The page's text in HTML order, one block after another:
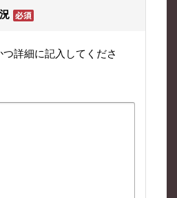
詳細に記入してくださ